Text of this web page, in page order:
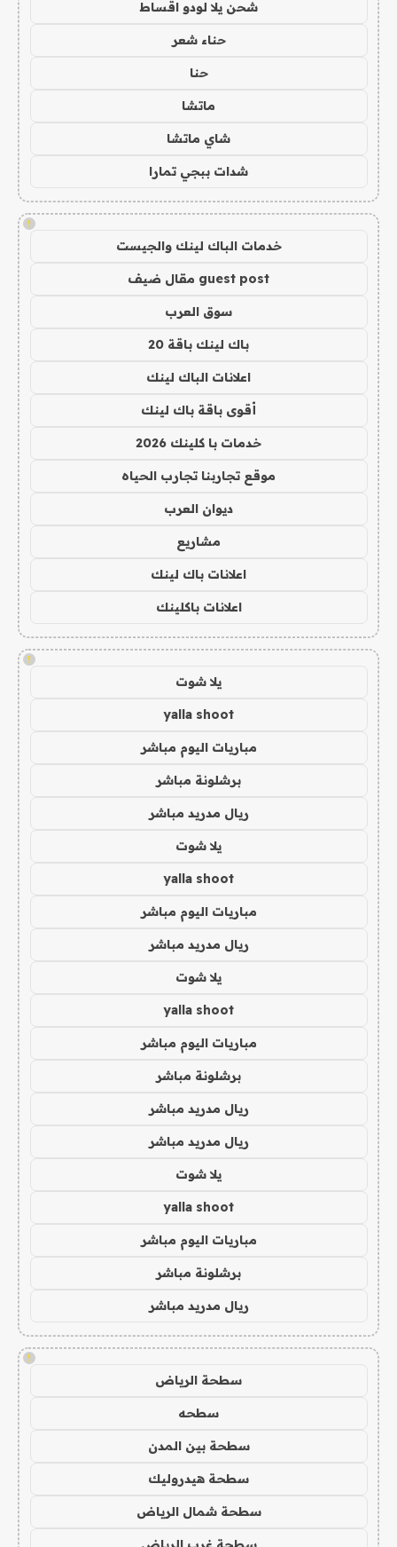
شحن يلا لودو اقساط
حناء شعر
حنا
ماتشا
شاي ماتشا
شدات ببجي تمارا
!
خدمات الباك لينك والجيست
guest post مقال ضيف
سوق العرب
باك لينك باقة 20
اعلانات الباك لينك
أقوى باقة باك لينك
خدمات با كلينك 2026
موقع تجاربنا تجارب الحياه
ديوان العرب
مشاريع
اعلانات باك لينك
اعلانات باكلينك
!
يلا شوت
yalla shoot
مباريات اليوم مباشر
برشلونة مباشر
ريال مدريد مباشر
يلا شوت
yalla shoot
مباريات اليوم مباشر
ريال مدريد مباشر
يلا شوت
yalla shoot
مباريات اليوم مباشر
برشلونة مباشر
ريال مدريد مباشر
ريال مدريد مباشر
يلا شوت
yalla shoot
مباريات اليوم مباشر
برشلونة مباشر
ريال مدريد مباشر
!
سطحة الرياض
سطحه
سطحة بين المدن
سطحة هيدروليك
سطحة شمال الرياض